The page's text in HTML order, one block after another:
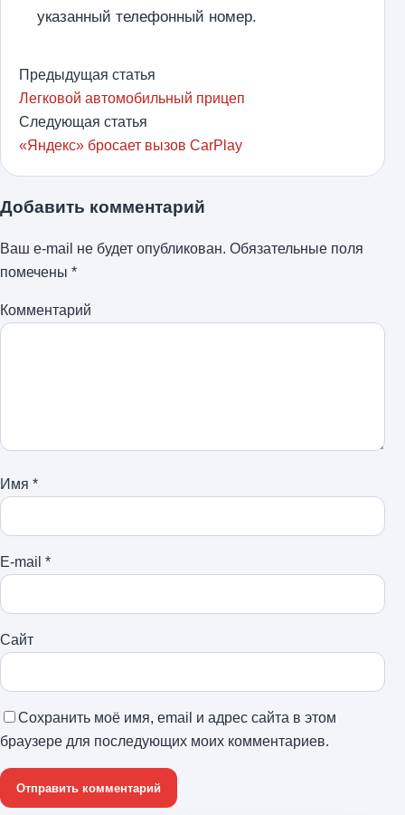
указанный телефонный номер.
Предыдущая статья
Легковой автомобильный прицеп
Следующая статья
«Яндекс» бросает вызов CarPlay
Добавить комментарий
Ваш e-mail не будет опубликован. Обязательные поля
помечены *
Комментарий
Имя *
E-mail *
Сайт
Сохранить моё имя, email и адрес сайта в этом
браузере для последующих моих комментариев.